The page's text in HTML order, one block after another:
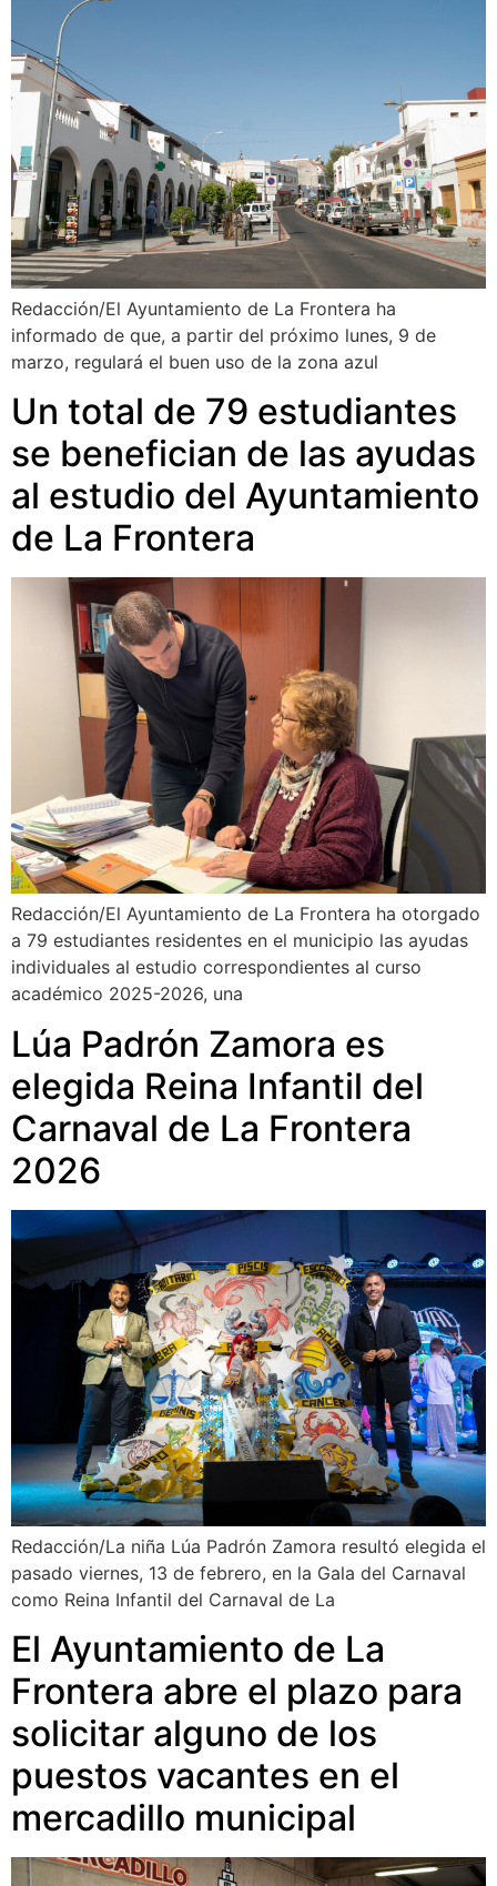
Redacción/El Ayuntamiento de La Frontera ha
informado de que, a partir del próximo lunes, 9 de
marzo, regulará el buen uso de la zona azul
Un total de 79 estudiantes
se benefician de las ayudas
al estudio del Ayuntamiento
de La Frontera
Redacción/El Ayuntamiento de La Frontera ha otorgado
a 79 estudiantes residentes en el municipio las ayudas
individuales al estudio correspondientes al curso
académico 2025-2026, una
Lúa Padrón Zamora es
elegida Reina Infantil del
Carnaval de La Frontera
2026
Redacción/La niña Lúa Padrón Zamora resultó elegida el
pasado viernes, 13 de febrero, en la Gala del Carnaval
como Reina Infantil del Carnaval de La
El Ayuntamiento de La
Frontera abre el plazo para
solicitar alguno de los
puestos vacantes en el
mercadillo municipal